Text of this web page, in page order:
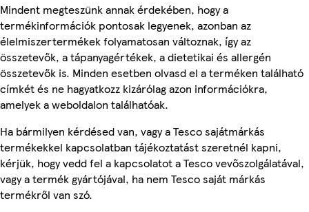
Mindent megteszünk annak érdekében, hogy a
termékinformációk pontosak legyenek, azonban az
élelmiszertermékek folyamatosan változnak, így az
összetevők, a tápanyagértékek, a dietetikai és allergén
összetevők is. Minden esetben olvasd el a terméken található
címkét és ne hagyatkozz kizárólag azon információkra,
amelyek a weboldalon találhatóak.
Ha bármilyen kérdésed van, vagy a Tesco sajátmárkás
termékekkel kapcsolatban tájékoztatást szeretnél kapni,
kérjük, hogy vedd fel a kapcsolatot a Tesco vevőszolgálatával,
vagy a termék gyártójával, ha nem Tesco saját márkás
termékről van szó.